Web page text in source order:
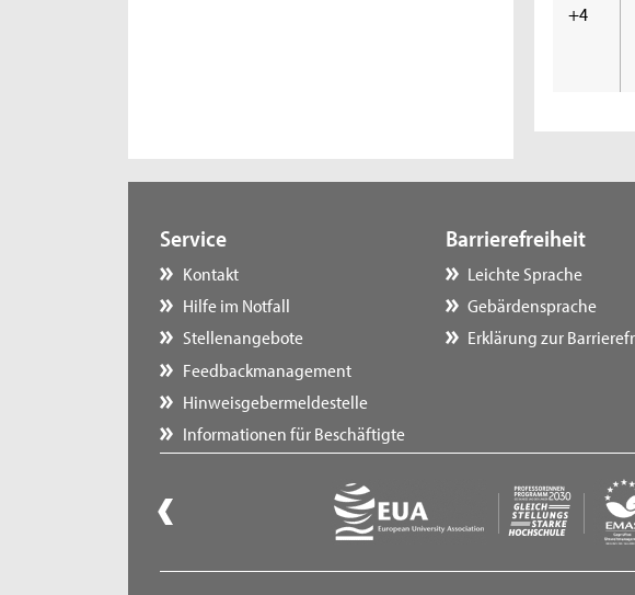
+4
Service
Kontakt
Hilfe im Notfall
Stellenangebote
Feedbackmanagement
Hinweisgebermeldestelle
Informationen für Beschäftigte
Barrierefreiheit
Leichte Sprache
Gebärdensprache
Erklärung zur